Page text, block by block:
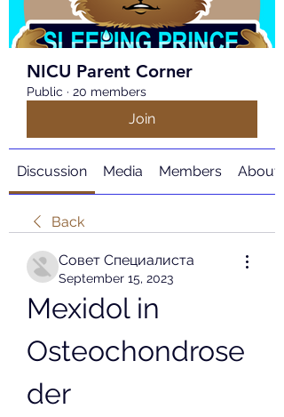
NICU Parent Corner
Public · 20 members
Join
Discussion Media Members About
Back
Совет Специалиста
September 15, 2023
Mexidol in
Osteochondrose
der